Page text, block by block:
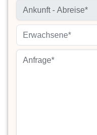
Erwachsene*